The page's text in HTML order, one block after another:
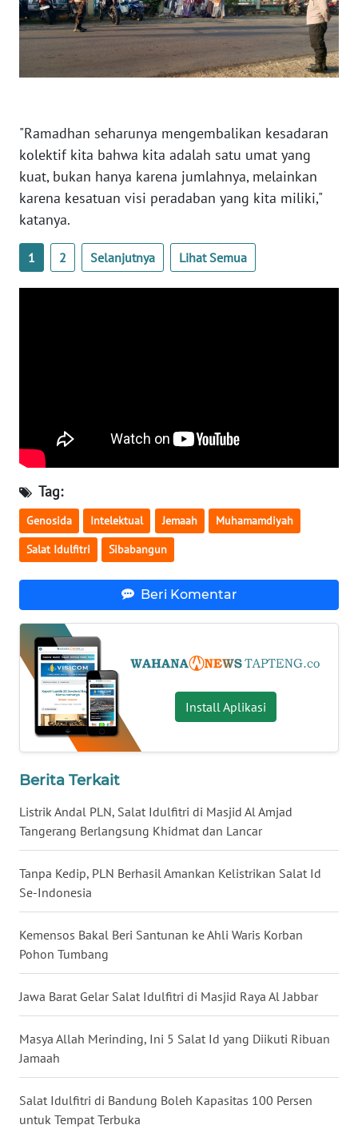
"Ramadhan seharunya mengembalikan kesadaran
kolektif kita bahwa kita adalah satu umat yang
kuat, bukan hanya karena jumlahnya, melainkan
karena kesatuan visi peradaban yang kita miliki,"
katanya.
1 2 Selanjutnya Lihat Semua
Tag:
Genosida Intelektual Jemaah Muhamamdiyah
Salat Idulfitri Sibabangun
Beri Komentar
Install Aplikasi
Berita Terkait
Listrik Andal PLN, Salat Idulfitri di Masjid Al Amjad
Tangerang Berlangsung Khidmat dan Lancar
Tanpa Kedip, PLN Berhasil Amankan Kelistrikan Salat Id
Se-Indonesia
Kemensos Bakal Beri Santunan ke Ahli Waris Korban
Pohon Tumbang
Jawa Barat Gelar Salat Idulfitri di Masjid Raya Al Jabbar
Masya Allah Merinding, Ini 5 Salat Id yang Diikuti Ribuan
Jamaah
Salat Idulfitri di Bandung Boleh Kapasitas 100 Persen
untuk Tempat Terbuka
WN
NUSANTARA
WN
JATIM
WN
WN
KALBAR
WN
KALSEL
WN
KALTIM
WN
GORONTALO
WN
SULUT
WN
WN
DAIRI
DANAU
TOBA
WN
NIAS
WN
LANGKAT
WN